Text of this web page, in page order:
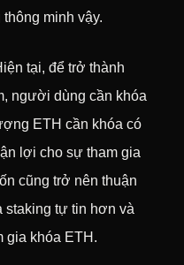
minh vậy.
tại, để trở thành
người dùng cần khóa
ETH cần khóa có
lợi cho sự tham gia
cũng trở nên thuận
staking tự tin hơn và
gia khóa ETH.